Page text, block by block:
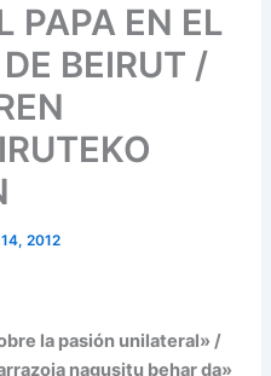
PAPA EN EL
BEIRUT /
2012
la pasión unilateral» /
nagusitu behar da»